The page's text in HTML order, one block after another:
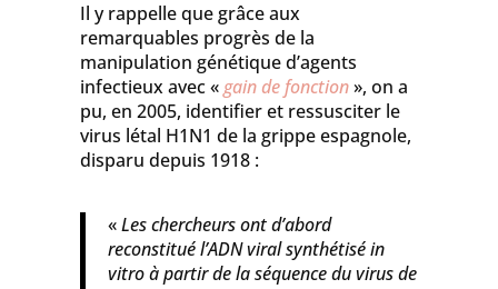
Il y rappelle que grâce aux
remarquables progrès de la
manipulation génétique d’agents
infectieux avec «gain de fonction», on a
pu, en 2005, identifier et ressusciter le
virus létal H1N1 de la grippe espagnole,
disparu depuis 1918 :
«Les chercheurs ont d’abord
reconstitué l’ADN viral synthétisé in
vitro à partir de la séquence du virus de